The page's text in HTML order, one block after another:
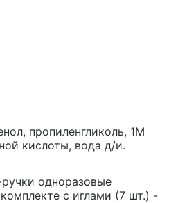
пропиленгликоль, 1М
кислоты, вода д/и.
одноразовые
с иглами (7 шт.) -